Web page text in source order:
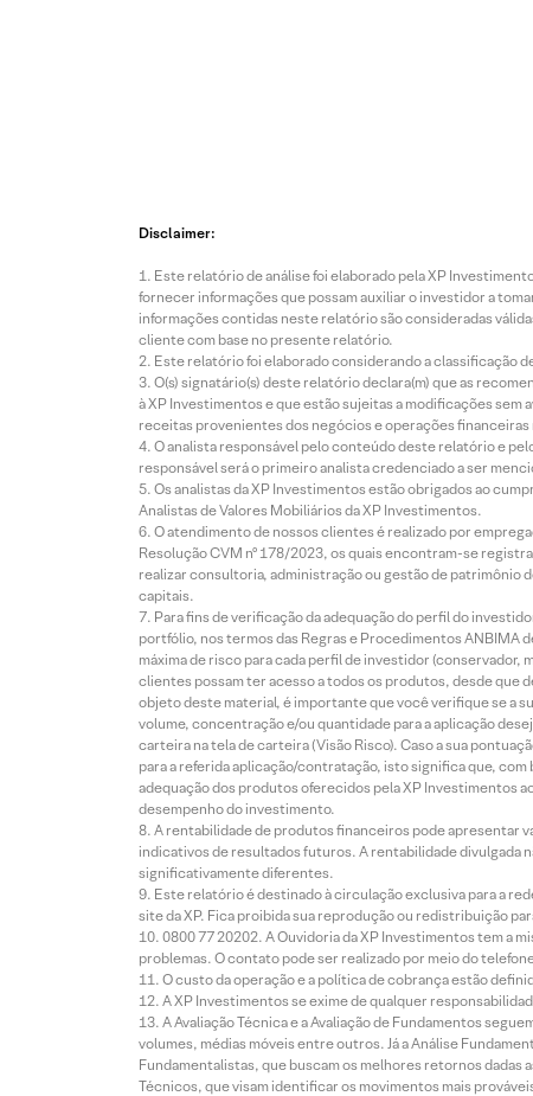
Disclaimer:
Este relatório de análise foi elaborado pela XP
fornecer informações que possam auxiliar o investidor a
informações contidas neste relatório são consideradas
cliente com base no presente relatório.
Este relatório foi elaborado considerando a classificação
O(s) signatário(s) deste relatório declara(m) que as
à XP Investimentos e que estão sujeitas a modificações
receitas provenientes dos negócios e operações financeiras
O analista responsável pelo conteúdo deste relatório e
responsável será o primeiro analista credenciado a ser
Os analistas da XP Investimentos estão obrigados ao
Analistas de Valores Mobiliários da XP Investimentos.
O atendimento de nossos clientes é realizado por
Resolução CVM nº 178/2023, os quais encontram-se
realizar consultoria, administração ou gestão de patrimônio
capitais.
Para fins de verificação da adequação do perfil do
portfólio, nos termos das Regras e Procedimentos ANBIMA
máxima de risco para cada perfil de investidor (conservador,
clientes possam ter acesso a todos os produtos, desde que
objeto deste material, é importante que você verifique se a
volume, concentração e/ou quantidade para a aplicação
carteira na tela de carteira (Visão Risco). Caso a sua
para a referida aplicação/contratação, isto significa que,
adequação dos produtos oferecidos pela XP Investimentos
desempenho do investimento.
A rentabilidade de produtos financeiros pode apresentar
indicativos de resultados futuros. A rentabilidade divulgada
significativamente diferentes.
Este relatório é destinado à circulação exclusiva para a
site da XP. Fica proibida sua reprodução ou redistribuição
0800 77 20202. A Ouvidoria da XP Investimentos tem a
problemas. O contato pode ser realizado por meio do
O custo da operação e a política de cobrança estão
A XP Investimentos se exime de qualquer
A Avaliação Técnica e a Avaliação de Fundamentos
volumes, médias móveis entre outros. Já a Análise
Fundamentalistas, que buscam os melhores retornos dadas
Técnicos, que visam identificar os movimentos mais